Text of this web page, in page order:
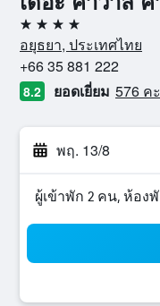
4 ดาว
อยุธยา, ประเทศไทย
+66 35 881 222
8.2 ยอดเยี่ยม 576 ค
พฤ. 13/8
ผู้เข้าพัก 2 คน, ห้อง